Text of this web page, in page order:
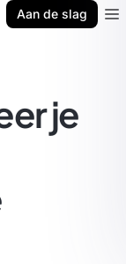
Aan de slag
je